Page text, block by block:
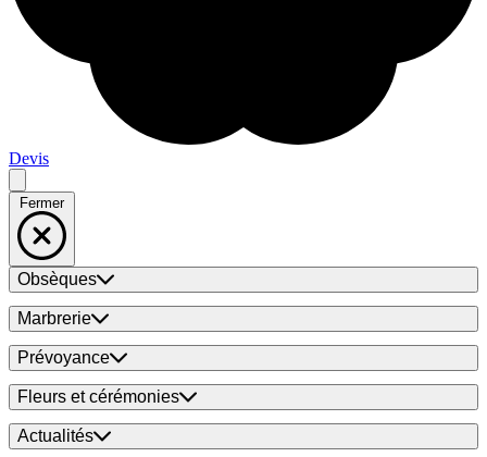
Devis
Fermer
Obsèques
Marbrerie
Prévoyance
Fleurs et cérémonies
Actualités